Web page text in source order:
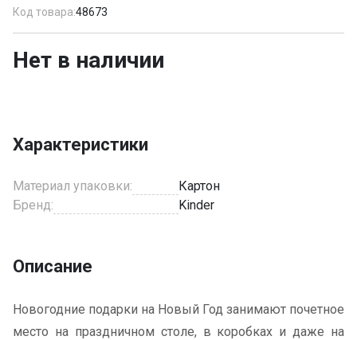
Код товара:48673
Нет в наличии
Характеристики
Материал упаковки:
Картон
Бренд:
Kinder
Описание
Новогодние подарки на Новый Год занимают почетное
место на праздничном столе, в коробках и даже на